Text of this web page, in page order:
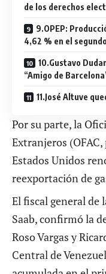
de los derechos
9.OPEP:
4,62 % en el
10.Gustavo
“Amigo de
11.José Altuve
Por su parte, la
Extranjeros
Estados Unidos
reexportación de
El fiscal general de
Saab, confirmó la
Roso Vargas y
Central de